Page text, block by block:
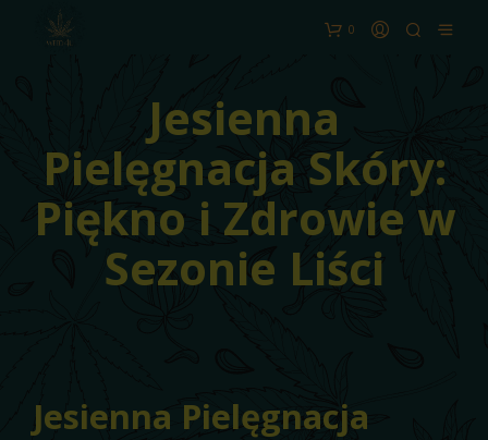
0
Jesienna
Pielęgnacja Skóry:
Piękno i Zdrowie w
Sezonie Liści
Jesienna Pielęgnacja